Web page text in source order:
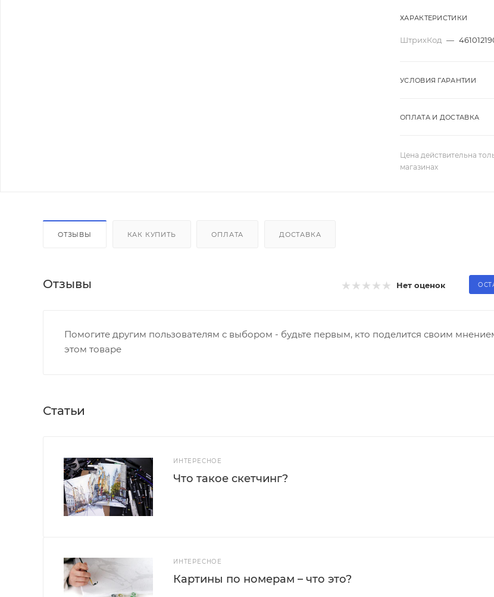
ХАРАКТЕРИСТИКИ
ШтрихКод —
УСЛОВИЯ ГАРАНТИИ
ОПЛАТА И ДОСТАВКА
Цена действительна
магазинах
ОТЗЫВЫ КАК КУПИТЬ ОПЛАТА ДОСТАВКА
Отзывы Нет оценок
Помогите другим пользователям с выбором - будьте первым, кто поделится своим
этом товаре
Статьи
ИНТЕРЕСНОЕ
Что такое скетчинг?
ИНТЕРЕСНОЕ
Картины по номерам – что это?